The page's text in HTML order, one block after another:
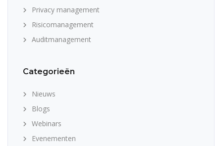
Privacy management
Risicomanagement
Auditmanagement
Categorieën
Nieuws
Blogs
Webinars
Evenementen